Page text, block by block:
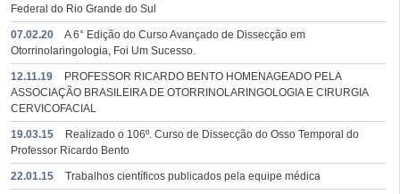
Federal do Rio Grande do Sul
07.02.20
A 6° Edição do Curso Avançado de Dissecção em
Otorrinolaringologia, Foi Um Sucesso.
12.11.19
PROFESSOR RICARDO BENTO HOMENAGEADO PELA
ASSOCIAÇÃO BRASILEIRA DE OTORRINOLARINGOLOGIA E CIRURGIA
CERVICOFACIAL
19.03.15
Realizado o 106º. Curso de Dissecção do Osso Temporal do
Professor Ricardo Bento
22.01.15 Trabalhos científicos publicados pela equipe médica